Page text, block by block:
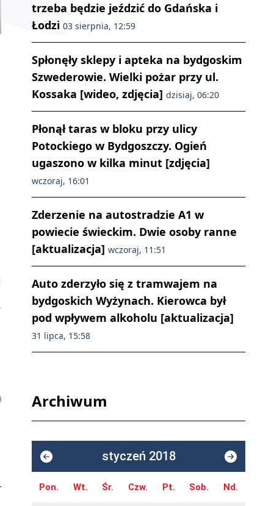
trzeba będzie jeździć do Gdańska i
Łodzi 03 sierpnia, 12:59
Spłonęły sklepy i apteka na bydgoskim
Szwederowie. Wielki pożar przy ul.
Kossaka [wideo, zdjęcia] dzisiaj, 06:20
Płonął taras w bloku przy ulicy
Potockiego w Bydgoszczy. Ogień
ugaszono w kilka minut [zdjęcia]
wczoraj, 16:01
Zderzenie na autostradzie A1 w
powiecie świeckim. Dwie osoby ranne
[aktualizacja] wczoraj, 11:51
Auto zderzyło się z tramwajem na
bydgoskich Wyżynach. Kierowca był
pod wpływem alkoholu [aktualizacja]
31 lipca, 15:58
Archiwum
styczeń 2018
Pon. Wt. Śr. Czw. Pt. Sob. Nd.